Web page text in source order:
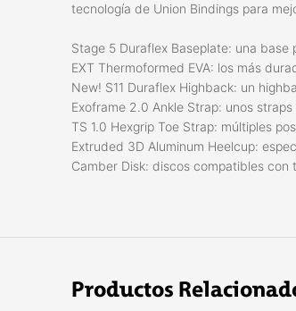
tecnología de Union Bindings para
Stage 5 Duraflex Baseplate: una
EXT Thermoformed EVA: los más
New! S11 Duraflex Highback: un
Exoframe 2.0 Ankle Strap: unos
TS 1.0 Hexgrip Toe Strap: múltiples
Extruded 3D Aluminum Heelcup:
Camber Disk: discos compatibles
Productos